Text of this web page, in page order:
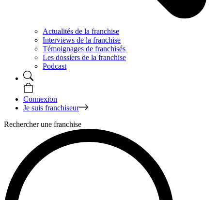
Actualités de la franchise
Interviews de la franchise
Témoignages de franchisés
Les dossiers de la franchise
Podcast
Connexion
Je suis franchiseur
Rechercher une franchise